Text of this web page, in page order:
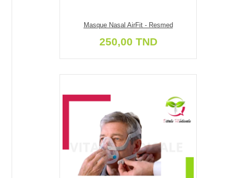
Masque Nasal AirFit - Resmed
250,00 TND